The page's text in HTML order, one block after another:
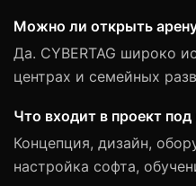
Можно ли открыть
Да. CYBERTAG широко
центрах и семейных
Что входит в проект
Концепция, дизайн,
настройка софта,